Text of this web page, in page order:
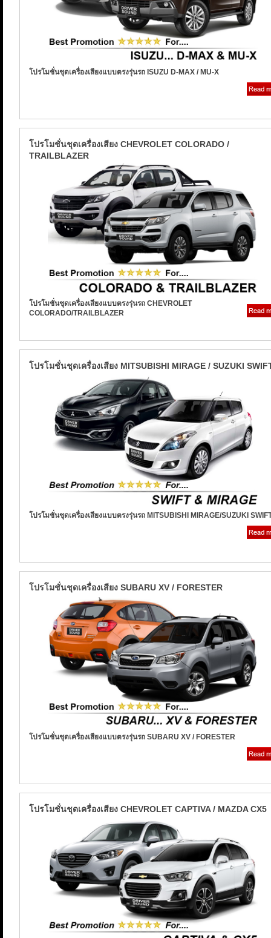
โปรโมชั่นชุดเครื่องเสียงแบบตรงรุ่นรถ ISUZU D-MAX / MU-X
โปรโมชั่นชุดเครื่องเสียง CHEVROLET COLORADO /
TRAILBLAZER
โปรโมชั่นชุดเครื่องเสียงแบบตรงรุ่นรถ CHEVROLET
COLORADO/TRAILBLAZER
โปรโมชั่นชุดเครื่องเสียง MITSUBISHI MIRAGE / SUZUKI
โปรโมชั่นชุดเครื่องเสียงแบบตรงรุ่นรถ MITSUBISHI MIRAGE/SUZUKI
โปรโมชั่นชุดเครื่องเสียง SUBARU XV / FORESTER
โปรโมชั่นชุดเครื่องเสียงแบบตรงรุ่นรถ SUBARU XV / FORESTER
โปรโมชั่นชุดเครื่องเสียง CHEVROLET CAPTIVA / MAZDA CX5